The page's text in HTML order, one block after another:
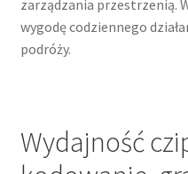
zarządzania przestrzenią.
wygodę codziennego
podróży.
Wydajność